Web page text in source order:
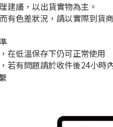
建議，以出貨實物為主。
有色差狀況，請以實際到貨
在低溫保存下仍可正常使用
若有問題請於收件後24小時